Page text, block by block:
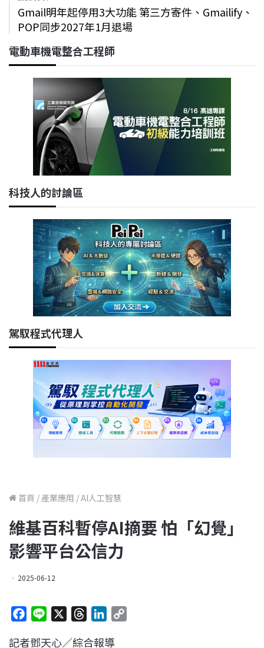
Gmail明年起停用3大功能 第三方寄件、Gmailify、
POP同步2027年1月退場
電動車機電整合工程師
科技人的討論區
駕馭程式代理人